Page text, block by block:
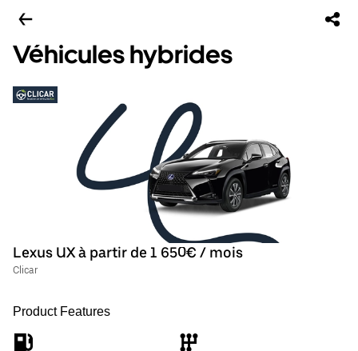
Véhicules hybrides
Lexus UX à partir de 1 650€ / mois
Clicar
Product Features